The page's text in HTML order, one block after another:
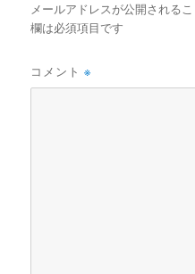
メールアドレスが公開されるこ
欄は必須項目です
コメント※